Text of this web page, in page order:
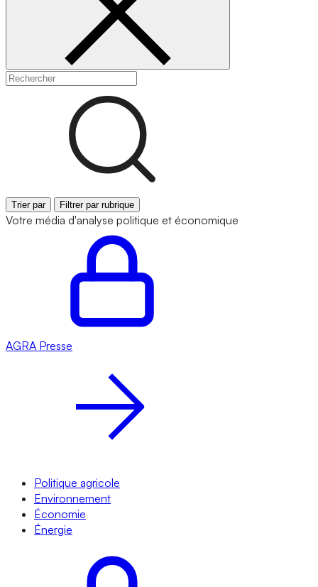
Trier par Filtrer par rubrique
Votre média d'analyse politique et économique
AGRA Presse
Politique agricole
Environnement
Économie
Énergie